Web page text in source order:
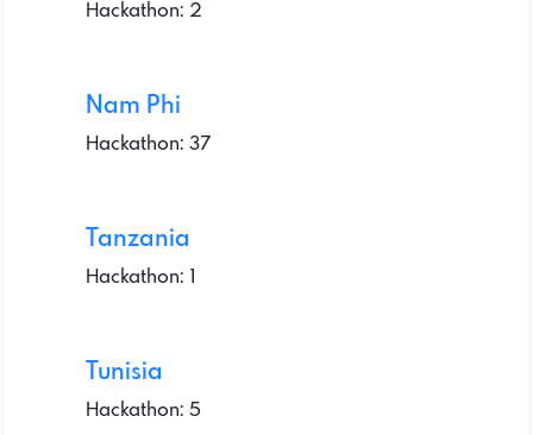
Hackathon: 2
Nam Phi
Hackathon: 37
Tanzania
Hackathon: 1
Tunisia
Hackathon: 5